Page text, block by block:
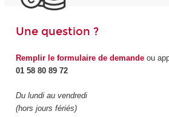
Une question ?
Remplir le formulaire de demandeou
01 58 80 89 72
Du lundi au vendredi
(hors jours fériés)